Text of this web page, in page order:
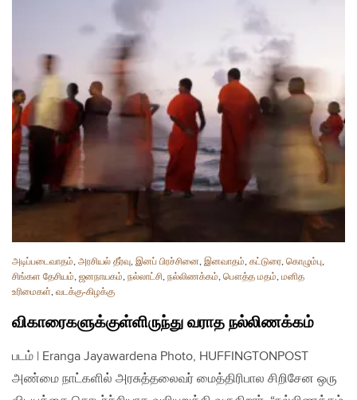
அடிப்படைவாதம், அரசியல் தீர்வு, இனப் பிரச்சினை, இனவாதம், கட்டுரை, கொழும்பு,
சிங்கள தேசியம், ஜனநாயகம், நல்லாட்சி, நல்லிணக்கம், பௌத்த மதம், மனித
உரிமைகள், வடக்கு-கிழக்கு
விகாரைகளுக்குள்ளிருந்து வராத நல்லிணக்கம்
படம் | Eranga Jayawardena Photo, HUFFINGTONPOST
அண்மை நாட்களில் அரசுத்தலைவர் மைத்திரிபால சிறிசேன ஒரு